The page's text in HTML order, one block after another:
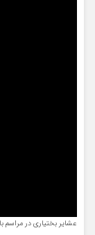
عشایر بختیاری در مراسم بازگشت پیکر شهید